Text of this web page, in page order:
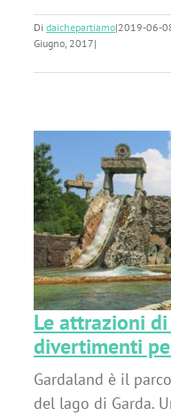
Di daichepartiamo|2019-06-
Giugno, 2017|
Le attrazioni
divertimenti
Gardaland è il
del lago di Garda.